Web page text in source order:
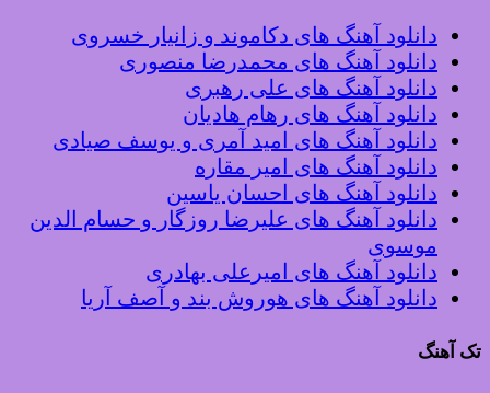
دانلود آهنگ های دکاموند و زانیار خسروی
دانلود آهنگ های محمدرضا منصوری
دانلود آهنگ های علی رهبری
دانلود آهنگ های رهام هادیان
دانلود آهنگ های امید آمری و یوسف صیادی
دانلود آهنگ های امیر مقاره
دانلود آهنگ های احسان یاسین
دانلود آهنگ های علیرضا روزگار و حسام الدین
موسوی
دانلود آهنگ های امیرعلی بهادری
دانلود آهنگ های هوروش بند و آصف آریا
تک آهنگ